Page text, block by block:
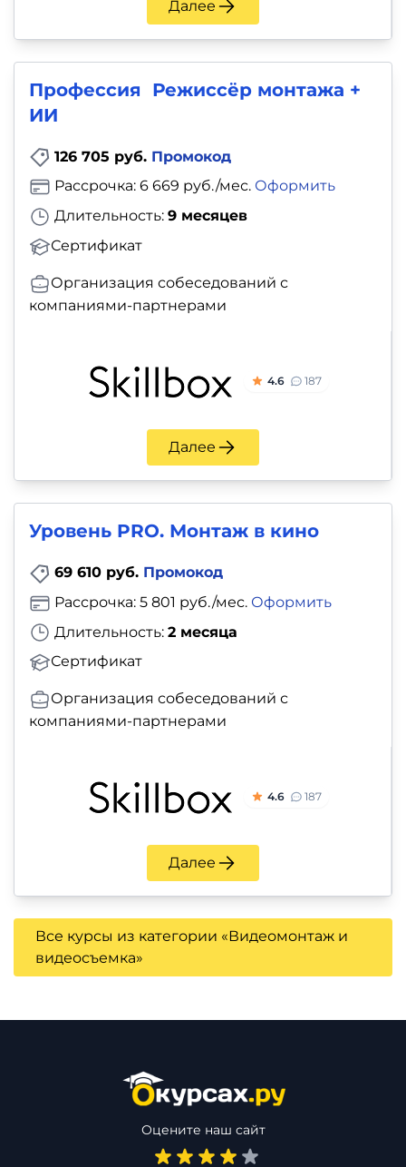
Далее
Профессия Режиссёр монтажа +
ИИ
126 705 руб. Промокод
Длительность: 9 месяцев
Сертификат
Рассрочка: 6 669 руб./мес. Оформить
Организация собеседований с
компаниями-партнерами
4.6 187
Далее
Уровень PRO. Монтаж в кино
69 610 руб. Промокод
Длительность: 2 месяца
Сертификат
Рассрочка: 5 801 руб./мес. Оформить
Организация собеседований с
компаниями-партнерами
4.6 187
Далее
Все курсы из категории «Видеомонтаж и
видеосъемка»
Оцените наш сайт